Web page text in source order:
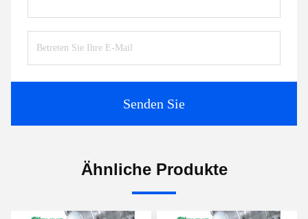
Senden Sie
Ähnliche Produkte